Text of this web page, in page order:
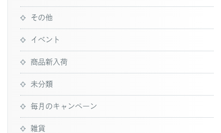
その他
イベント
商品新入荷
未分類
毎月のキャンペーン
雑貨